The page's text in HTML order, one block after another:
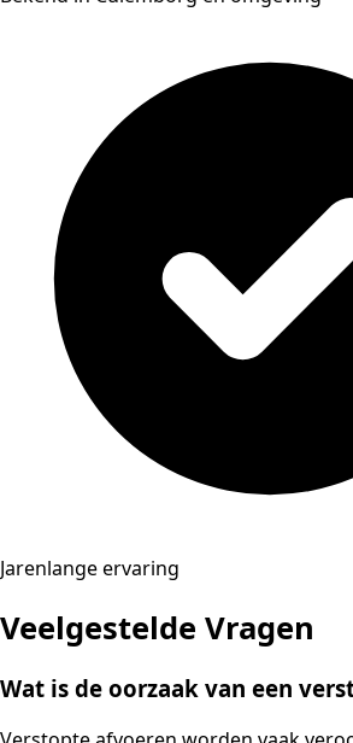
Jarenlange ervaring
Veelgestelde Vragen
Wat is de oorzaak van een